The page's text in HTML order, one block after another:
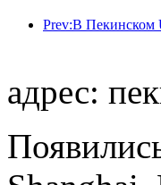
адрес: